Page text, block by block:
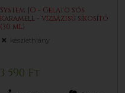
System JO - Gelato sós
karamell - vízbázisú síkosító
(30 ml)
készlethiány
3 590 Ft